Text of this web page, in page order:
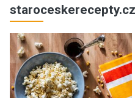
staroceskerecepty.cz